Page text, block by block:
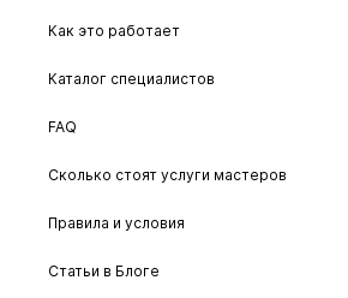
Как это работает
Каталог специалистов
FAQ
Сколько стоят услуги мастеров
Правила и условия
Статьи в Блоге